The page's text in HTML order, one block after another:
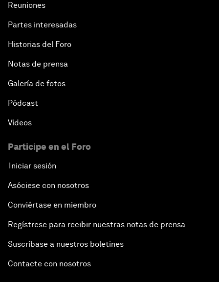
Reuniones
Partes interesadas
Historias del Foro
Notas de prensa
Galería de fotos
Pódcast
Vídeos
Participe en el Foro
Iniciar sesión
Asóciese con nosotros
Conviértase en miembro
Regístrese para recibir nuestras notas de prensa
Suscríbase a nuestros boletines
Contacte con nosotros